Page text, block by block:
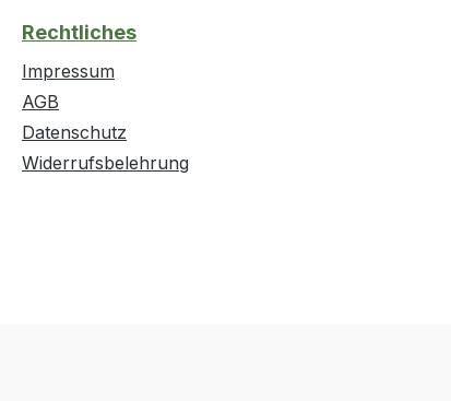
Rechtliches
Impressum
AGB
Datenschutz
Widerrufsbelehrung